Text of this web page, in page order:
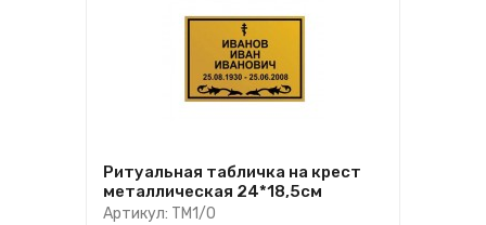
Ритуальная табличка на крест
металлическая 24*18,5см
Артикул: ТМ1/0